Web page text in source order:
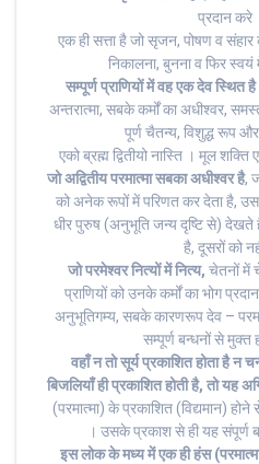
प्रदान
एक ही सत्ता है जो सृजन, पोषण व
निकालना, बुनना व फिर स्वयं
सम्पूर्ण प्राणियों में वह एक देव स्थित है
अन्तरात्मा, सबके कर्मों का अधीश्वर,
पूर्ण चैतन्य, विशुद्ध रूप
एको ब्रह्म द्वितीयो नास्ति । मूल
जो अद्वितीय परमात्मा सबका अधीश्वर है,
को अनेक रूपों में परिणत कर देता है,
धीर पुरुष (अनुभूति जन्य दृष्टि से) देखते
है, दूसरों को
जो परमेश्वर नित्यों में नित्य, चेतनों में
प्राणियों को उनके कर्मों का भोग
अनुभूतिगम्य, सबके कारणरूप देव –
सम्पूर्ण बन्धनों से मुक्त
वहाँन तो सूर्य प्रकाशित होता है न
बिजलियाँ ही प्रकाशित होती है, तो यह
(परमात्मा) के प्रकाशित (विद्यमान) होने
। उसके प्रकाश से ही यह संपूर्ण
इस लोक के मध्य में एक ही हंस